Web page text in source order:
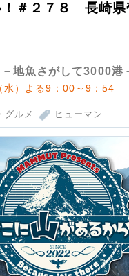
！＃２７８ 長崎県
地魚さがして3000港
水）よる9：00～9：54
グルメ ヒューマン